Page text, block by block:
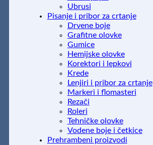
Ubrusi
Pisanje i pribor za crtanje
Drvene boje
Grafitne olovke
Gumice
Hemijske olovke
Korektori i lepkovi
Krede
Lenjiri i pribor za crtanje
Markeri i flomasteri
Rezači
Roleri
Tehničke olovke
Vodene boje i četkice
Prehrambeni proizvodi